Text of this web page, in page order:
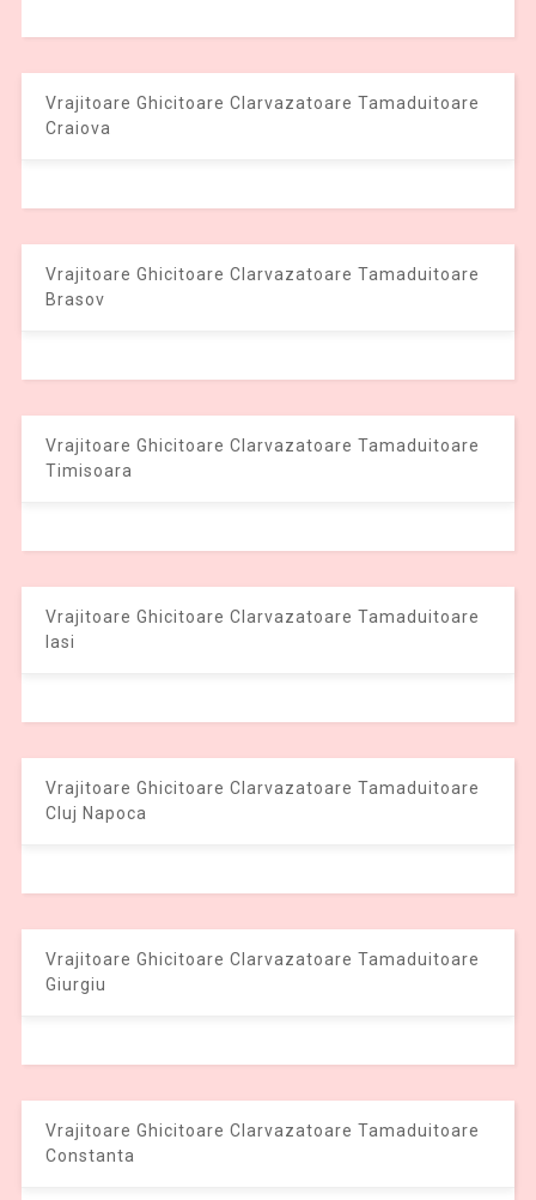
Vrajitoare Ghicitoare Clarvazatoare Tamaduitoare
Craiova
Vrajitoare Ghicitoare Clarvazatoare Tamaduitoare
Brasov
Vrajitoare Ghicitoare Clarvazatoare Tamaduitoare
Timisoara
Vrajitoare Ghicitoare Clarvazatoare Tamaduitoare
Iasi
Vrajitoare Ghicitoare Clarvazatoare Tamaduitoare
Cluj Napoca
Vrajitoare Ghicitoare Clarvazatoare Tamaduitoare
Giurgiu
Vrajitoare Ghicitoare Clarvazatoare Tamaduitoare
Constanta